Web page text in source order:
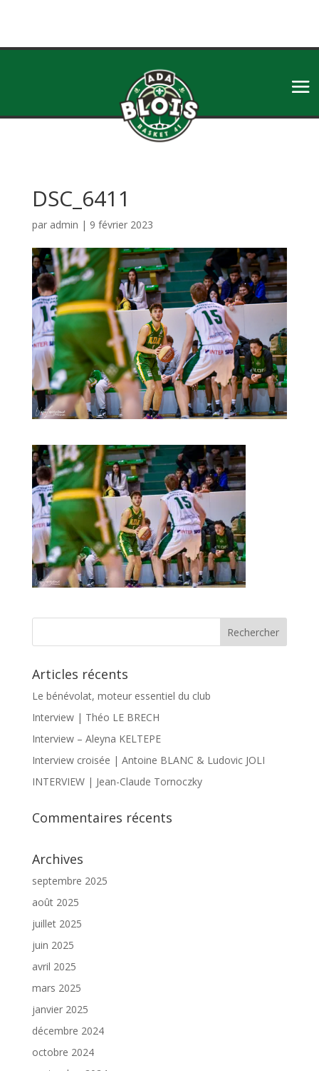
DSC_6411
par admin | 9 février 2023
Articles récents
Le bénévolat, moteur essentiel du club
Interview | Théo LE BRECH
Interview – Aleyna KELTEPE
Interview croisée | Antoine BLANC & Ludovic JOLI
INTERVIEW | Jean-Claude Tornoczky
Commentaires récents
Archives
septembre 2025
août 2025
juillet 2025
juin 2025
avril 2025
mars 2025
janvier 2025
décembre 2024
octobre 2024